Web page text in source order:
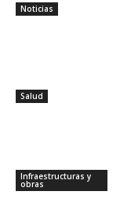
Noticias
Salud
Infraestructuras y
obras